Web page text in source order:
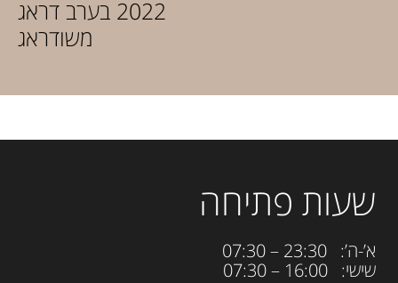
2022 בערב דראג
משודראג
שעות פתיחה
א’-ה’: 23:30 – 07:30
שישי: 16:00 – 07:30